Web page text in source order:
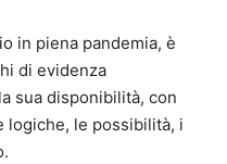
in piena pandemia, è
di evidenza
sua disponibilità, con
logiche, le possibilità, i